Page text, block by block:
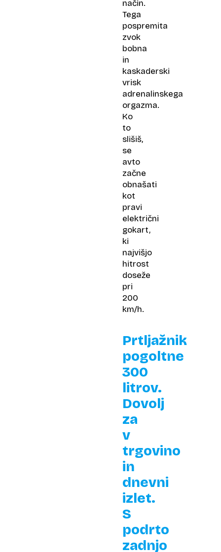
način.
Tega
pospremita
zvok
bobna
in
kaskaderski
vrisk
adrenalinskega
orgazma.
Ko
to
slišiš,
se
avto
začne
obnašati
kot
pravi
električni
gokart,
ki
najvišjo
hitrost
doseže
pri
200
km/h.
Prtljažnik
pogoltne
300
litrov.
Dovolj
za
v
trgovino
in
dnevni
izlet.
S
podrto
zadnjo